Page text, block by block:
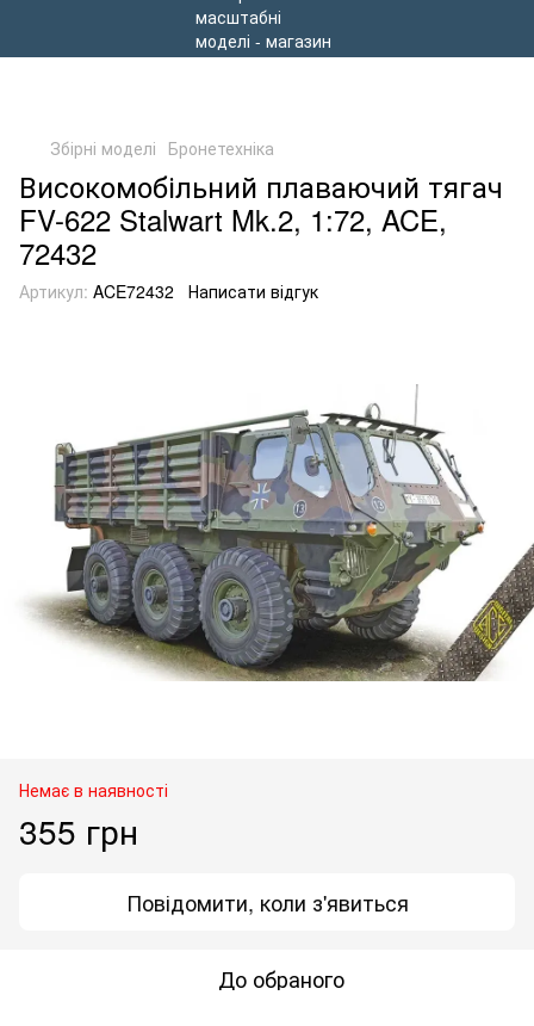
Збірні моделі Бронетехніка
Високомобільний плаваючий тягач
FV-622 Stalwart Mk.2, 1:72, ACE,
72432
Артикул: ACE72432 Написати відгук
Немає в наявності
355 грн
Повідомити, коли з'явиться
До обраного